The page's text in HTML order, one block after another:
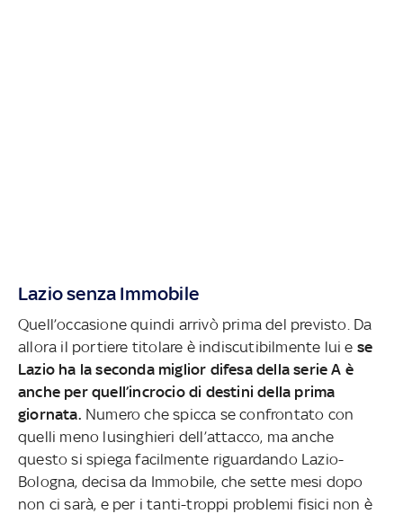
Lazio senza Immobile
Quell’occasione quindi arrivò prima del previsto. Da
allora il portiere titolare è indiscutibilmente lui e se
Lazio ha la seconda miglior difesa della serie A è
anche per quell’incrocio di destini della prima
giornata. Numero che spicca se confrontato con
quelli meno lusinghieri dell’attacco, ma anche
questo si spiega facilmente riguardando Lazio-
Bologna, decisa da Immobile, che sette mesi dopo
non ci sarà, e per i tanti-troppi problemi fisici non è